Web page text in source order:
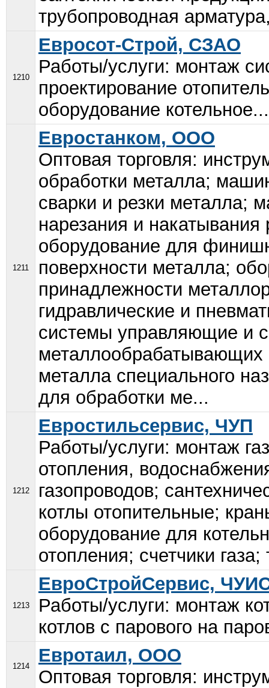
трубопроводная
1210
Евросот-Строй, СЗАО
Работы/услуги: монтаж
проектирование
оборудование котельное...
1211
Евростанком, ООО
Оптовая торговля:
обработки металла;
сварки и резки металла;
нарезания и
оборудование для
поверхности металла;
принадлежности
гидравлические и
системы управляющие и
металлообрабатывающих
металла специального
для обработки ме...
1212
Евростильсервис, ЧУП
Работы/услуги: монтаж
отопления,
газопроводов;
котлы отопительные;
оборудование для
отопления; счетчики
1213
ЕвроСтройСервис,
Работы/услуги: монтаж
котлов с парового на
1214
Евротаил, ООО
Оптовая торговля: